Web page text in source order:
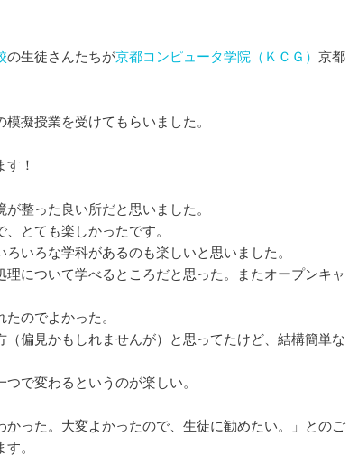
の生徒さんたちが京都コンピュータ学院（ＫＣＧ） 京都
擬授業を受けてもらいました。
！
整った良い所だと思いました。
とても楽しかったです。
いろな学科があるのも楽しいと思いました。
について学べるところだと思った。またオープンキャ
のでよかった。
（偏見かもしれませんが）と思ってたけど、結構簡単な
で変わるというのが楽しい。
った。大変よかったので、生徒に勧めたい。」とのご
。